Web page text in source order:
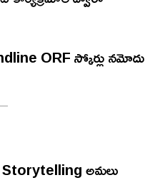
ORF స్కోర్లు నమోదు
అమలు